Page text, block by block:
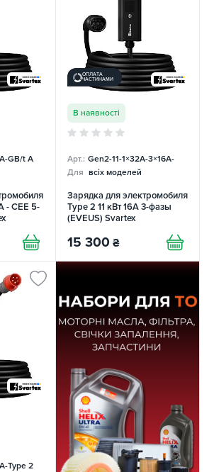
GB/t A
- CEE 5-
ОПЛАТА
ЧАСТИНАМИ
В наявності
Арт.: Gen2-11-1×32А-3×16A-
Для всіх моделей
Зарядка для электромобиля
Type 2 11 кВт 16А 3-фазы
(EVEUS) Svartex
15 300 ₴
Type 2